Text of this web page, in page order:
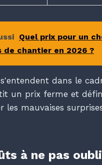
Quel prix pour un
de chantier en 2026 ?
dans le
un prix ferme et
les mauvaises
à ne pas